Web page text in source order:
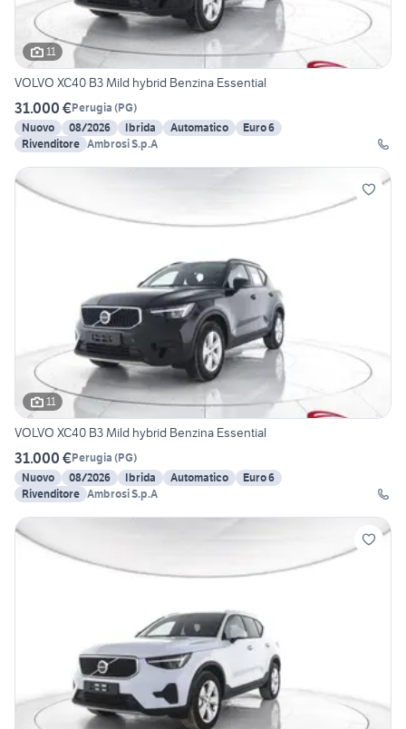
11
VOLVO XC40 B3 Mild hybrid Benzina Essential
31.000 €Perugia (PG)
Nuovo
08/2026 Ibrida Automatico
Euro 6
Rivenditore Ambrosi S.p.A
11
VOLVO XC40 B3 Mild hybrid Benzina Essential
31.000 €Perugia (PG)
Nuovo
08/2026 Ibrida Automatico
Euro 6
Rivenditore Ambrosi S.p.A